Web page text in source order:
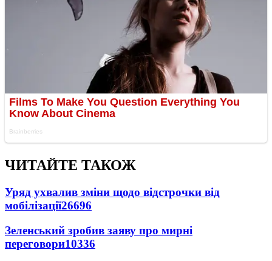
ЧИТАЙТЕ ТАКОЖ
Уряд ухвалив зміни щодо відстрочки від
мобілізації26696
Зеленський зробив заяву про мирні
переговори10336